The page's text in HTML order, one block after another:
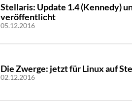
Stellaris: Update 1.4 (Kennedy)
veröffentlicht
05.12.2016
Die Zwerge: jetzt für Linux auf
02.12.2016